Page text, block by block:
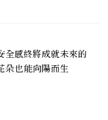
全感終將成就未來的
朵也能向陽而生